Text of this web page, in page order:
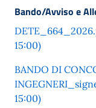
Bando/Avviso e
15:00)
BANDO DI
15:00)